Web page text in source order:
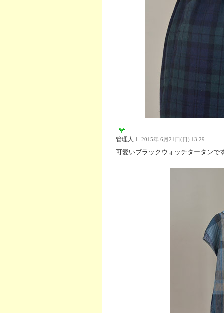
管理人Ｉ 2015年 6月21日(日) 13:29
可愛いブラックウォッチタータンで